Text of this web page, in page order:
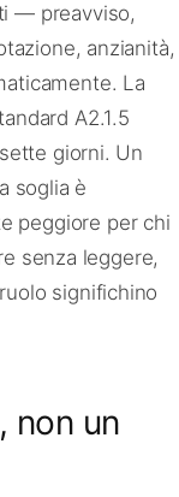
— preavviso,
anzianità,
La
A2.1.5
giorni. Un
soglia è
peggiore per chi
senza leggere,
significhino
non un